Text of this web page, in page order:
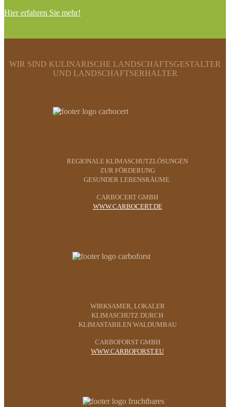
Hier erfahren Sie mehr!
WIR SIND KULINARISCHE LANDSCHAFTSGESTALTER
UND LANDSCHAFTSERHALTER
REGIONALE KLIMASCHUTZLÖSUNGEN
ZUR FÖRDERUNG
GESUNDER LEBENSRÄUME.
CARBOCERT GMBH
WWW.CARBOCERT.DE
WIRKSAMER, LOKALER
KLIMASCHUTZ DURCH
KLIMASTABILEN WALDUMBAU
CARBOFORST GMBH
WWW.CARBOFORST.EU